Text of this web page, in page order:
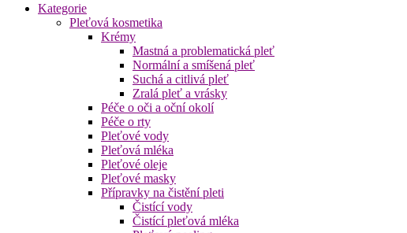
Kategorie
Pleťová kosmetika
Krémy
Mastná a problematická pleť
Normální a smíšená pleť
Suchá a citlivá pleť
Zralá pleť a vrásky
Péče o oči a oční okolí
Péče o rty
Pleťové vody
Pleťová mléka
Pleťové oleje
Pleťové masky
Přípravky na čistění pleti
Čistící vody
Čistící pleťová mléka